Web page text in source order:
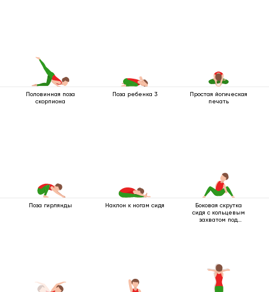
Половинная поза
скорпиона
Поза ребенка 3
Простая йогическая
печать
Поза гирлянды Наклон к ногам сидя
Боковая скрутка
сидя с кольцевым
захватом под